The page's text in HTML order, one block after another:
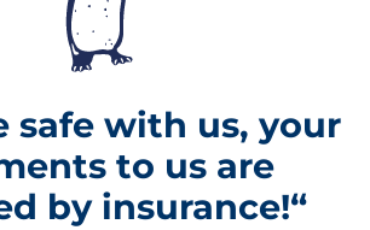
safe with us, your
to us are
by insurance!“